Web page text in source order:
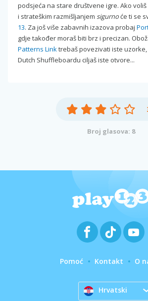
podsjeća na stare društvene igre. Ako
i strateškim razmišljanjem sigurnoće ti se
13. Za još više zabavnih izazova probaj
gdje također moraš biti brz i precizan.
Patterns Linktrebaš povezivati iste uzorke,
Dutch Shuffleboardu ciljaš iste otvore...
Broj glasova: 8
Pomoć Kontakt O
Hrvatski